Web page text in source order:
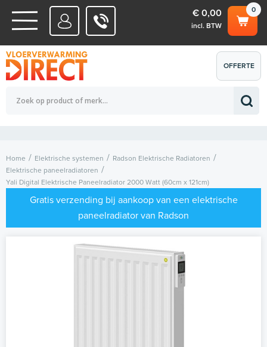
WATERSYSTEMEN
ELEKTRISCHE SYSTEMEN
0
€ 0,00
incl. BTW
Totaalbedrag (incl. BTW) € 0,00
OFFERTE
AANVRAGEN
Home Elektrische systemen
Radson Elektrische Radiatoren
Elektrische paneelradiatoren
Yali Digital Elektrische Paneelradiator 2000 Watt (60cm x 121cm)
Gratis verzending bij aankoop van een elektrische
paneelradiator van Radson